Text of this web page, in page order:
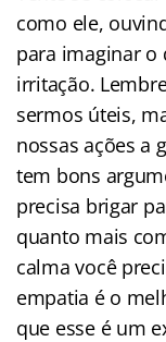
como ele,
para imaginar o
irritação.
sermos úteis,
nossas ações a
tem bons
precisa brigar
quanto mais
calma você
empatia é o
que esse é um